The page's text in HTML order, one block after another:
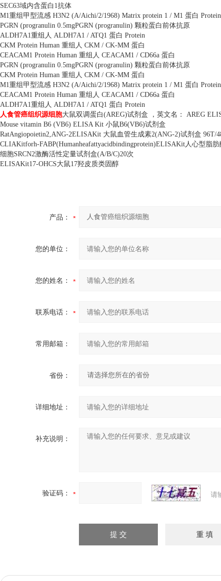
SEC63域内含蛋白 1抗体
M1重组甲型流感 H3N2 (A/Aichi/2/1968) Matrix protein 1 / M1 蛋白 Protein
PGRN (progranulin 0.5mgPGRN (progranulin) 颗粒蛋白前体抗原
ALDH7A1重组人 ALDH7A1 / ATQ1 蛋白 Protein
CKM Protein Human 重组人 CKM / CK-MM 蛋白
CEACAM1 Protein Human 重组人 CEACAM1 / CD66a 蛋白
PGRN (progranulin 0.5mgPGRN (progranulin) 颗粒蛋白前体抗原
CKM Protein Human 重组人 CKM / CK-MM 蛋白
M1重组甲型流感 H3N2 (A/Aichi/2/1968) Matrix protein 1 / M1 蛋白 Protein
CEACAM1 Protein Human 重组人 CEACAM1 / CD66a 蛋白
ALDH7A1重组人 ALDH7A1 / ATQ1 蛋白 Protein
人食管癌组织源细胞大鼠双调蛋白(AREG)试剂盒 ，英文名：
AREG
Mouse vitamin B6 (VB6) ELISA Kit 小鼠B6(VB6)试剂盒
RatAngiopoietin2,ANG-2ELISAKit 大鼠血管生成素2(ANG-2)试剂盒 96T/
CLIAKitforh-FABP(Humanheafattyacidbindingprotein)ELISAKit人心型脂
细胞SRCN2激酶活性定量试剂盒(A/B/C)20次
ELISAKit17-OHCS大鼠17羟皮质类固醇
产品：
您的单位：
您的姓名：
联系电话：
常用邮箱：
省份：
详细地址：
补充说明：
验证码： 请